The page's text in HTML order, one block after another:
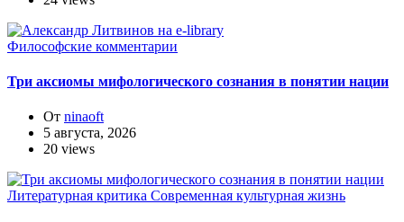
Философские комментарии
Три аксиомы мифологического сознания в понятии нации
От ninaoft
5 августа, 2026
20 views
Литературная критика Современная культурная жизнь